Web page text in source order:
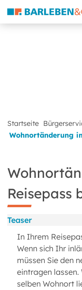
Startseite
Wohnortänderung
Reisepass
Teaser
In Ihrem
Wenn sich Ihr
müssen Sie den
eintragen lassen.
selben Wohnort